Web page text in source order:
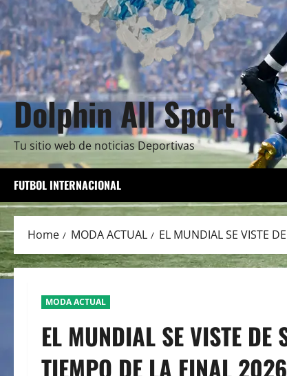
Dolphin All Sport
Tu sitio web de noticias Deportivas
FUTBOL INTERNACIONAL
Home MODA ACTUAL EL MUNDIAL SE VISTE
MODA ACTUAL
EL MUNDIAL SE VISTE DE
TIEMPO DE LA FINAL 2026